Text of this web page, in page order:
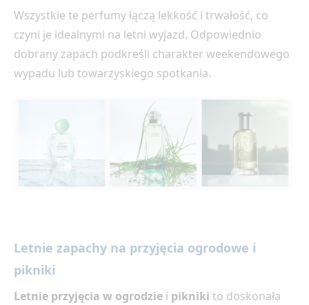
Wszystkie te perfumy łączą lekkość i trwałość, co
czyni je idealnymi na letni wyjazd. Odpowiednio
dobrany zapach podkreśli charakter weekendowego
wypadu lub towarzyskiego spotkania.
Letnie zapachy na przyjęcia ogrodowe i
pikniki
Letnie przyjęcia w ogrodzie i pikniki to doskonała